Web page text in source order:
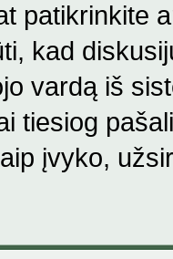
patikrinkite
kad
vardą iš
tiesiog
įvyko,